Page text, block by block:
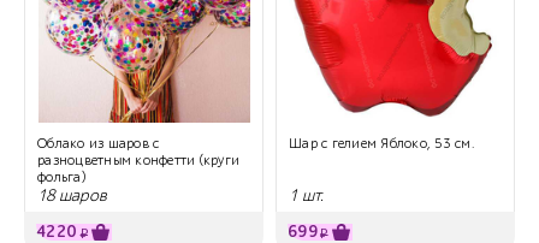
Облако из шаров с
разноцветным конфетти (круги
фольга)
18 шаров
4220 ₽
Шар с гелием Яблоко, 53 см.
1 шт.
699₽